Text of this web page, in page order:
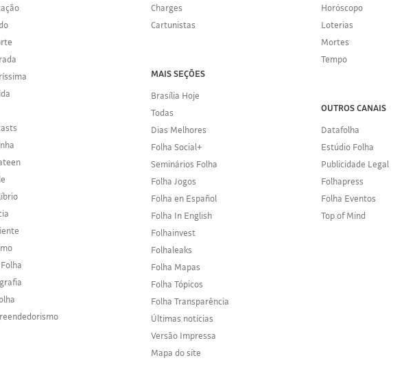
Charges
Cartunistas
MAIS SEÇÕES
Brasília Hoje
Todas
Dias Melhores
Folha Social+
Seminários Folha
Folha Jogos
Folha en Español
Folha In English
Folhainvest
Folhaleaks
Folha Mapas
Folha Tópicos
Folha Transparência
Últimas notícias
Versão Impressa
Mapa do site
Horóscopo
Loterias
Mortes
Tempo
OUTROS CANAIS
Datafolha
Estúdio Folha
Publicidade Legal
Folhapress
Folha Eventos
Top of Mind